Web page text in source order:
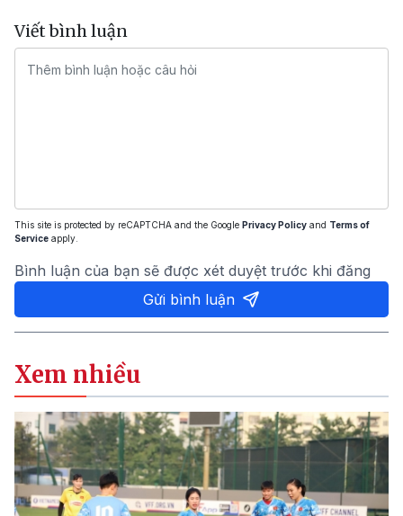
Viết bình luận
This site is protected by reCAPTCHA and the Google Privacy Policy and Terms of
Service apply.
Bình luận của bạn sẽ được xét duyệt trước khi đăng
Gửi bình luận
Xem nhiều